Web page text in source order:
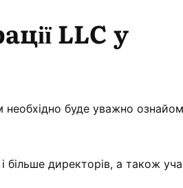
LLC у
буде уважно
більше директорів, а також